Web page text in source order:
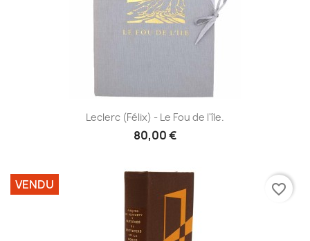
Leclerc (Félix) - Le Fou de l'île.
80,00 €
VENDU favorite_border